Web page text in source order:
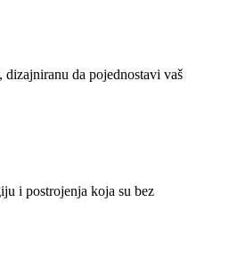
da pojednostavi vaš
i postrojenja koja su bez